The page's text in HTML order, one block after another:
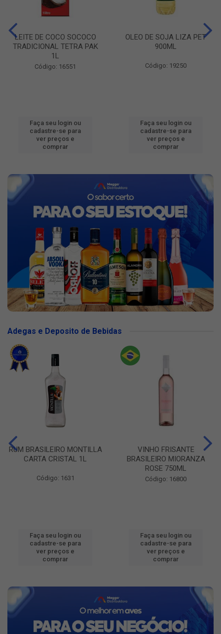
LEITE DE COCO SOCOCO
TRADICIONAL TETRA PAK
1L
Código: 16551
Faça seu login ou
cadastre-se para
ver preços e
comprar
OLEO DE SOJA LIZA PET
900ML
Código: 19250
Faça seu login ou
cadastre-se para
ver preços e
comprar
Adegas e Deposito de Bebidas
RUM BRASILEIRO MONTILLA
CARTA CRISTAL 1L
Código: 1631
Faça seu login ou
cadastre-se para
ver preços e
comprar
VINHO FRISANTE
BRASILEIRO MIORANZA
ROSE 750ML
Código: 16800
Faça seu login ou
cadastre-se para
ver preços e
comprar